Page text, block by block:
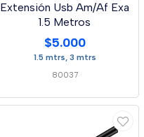
Extensión Usb Am/Af Exa
1.5 Metros
$5.000
1.5 mtrs, 3 mtrs
80037